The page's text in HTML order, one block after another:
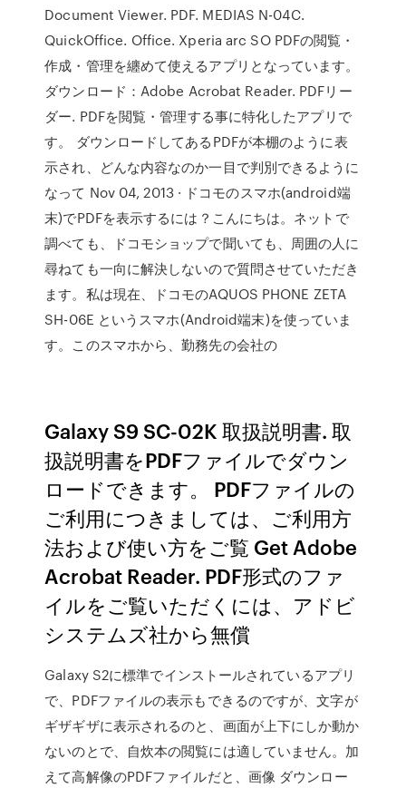
Document Viewer. PDF. MEDIAS N-04C.
QuickOffice. Office. Xperia arc SO PDFの閲覧・
作成・管理を纏めて使えるアプリとなっています。
ダウンロード：Adobe Acrobat Reader. PDFリー
ダー. PDFを閲覧・管理する事に特化したアプリで
す。 ダウンロードしてあるPDFが本棚のように表
示され、どんな内容なのか一目で判別できるように
なって Nov 04, 2013 · ドコモのスマホ(android端
末)でPDFを表示するには？こんにちは。ネットで
調べても、ドコモショップで聞いても、周囲の人に
尋ねても一向に解決しないので質問させていただき
ます。私は現在、ドコモのAQUOS PHONE ZETA
SH-06E というスマホ(Android端末)を使っていま
す。このスマホから、勤務先の会社の
Galaxy S9 SC-02K 取扱説明書. 取
扱説明書をPDFファイルでダウン
ロードできます。 PDFファイルの
ご利用につきましては、ご利用方
法および使い方をご覧 Get Adobe
Acrobat Reader. PDF形式のファ
イルをご覧いただくには、アドビ
システムズ社から無償
Galaxy S2に標準でインストールされているアプリ
で、PDFファイルの表示もできるのですが、文字が
ギザギザに表示されるのと、画面が上下にしか動か
ないのとで、自炊本の閲覧には適していません。加
えて高解像のPDFファイルだと、画像 ダウンロー